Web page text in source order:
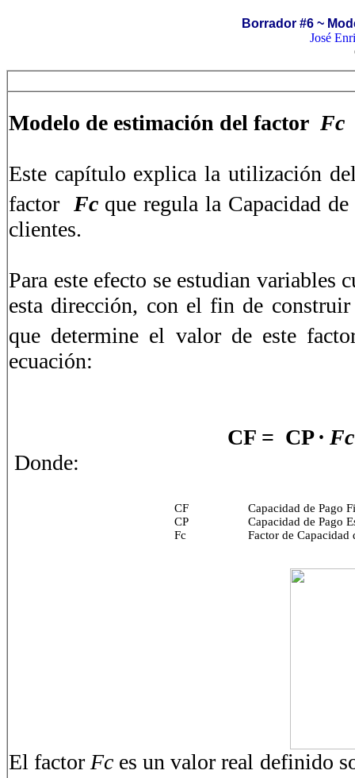
Borrador #6 ~
José
Modelo de estimación del factor Fc
Este capítulo explica la utilización
factor Fc que regula la Capacidad de
clientes.
Para este efecto se estudian variables
esta dirección, con el fin de
que determine el valor de este
ecuación:
CF = CP ∙ Fc
Donde:
CF
Capacidad de Pago
CP
Capacidad de Pago
Fc
Factor de Capacidad
El factor Fc es un valor real definido